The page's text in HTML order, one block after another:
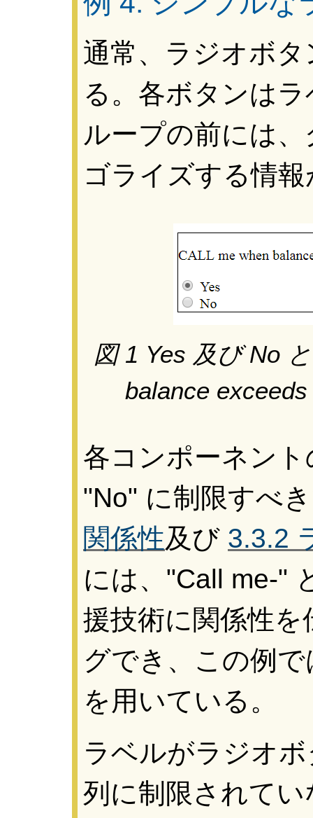
通常、ラジオボ
る。各ボタンは
ループの前には
ゴライズする情
図 1 Yes 及び No
balance
各コンポーネン
"No" に制限すべ
関係性及び 3.3.2
には、"Call me-"
援技術に関係性
グでき、この例
を用いている。
ラベルがラジオ
列に制限されて